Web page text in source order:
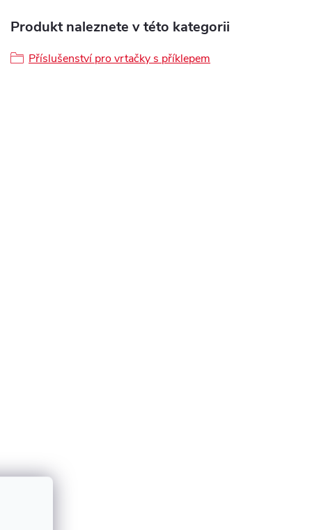
Produkt naleznete v této kategorii
Příslušenství pro vrtačky s příklepem